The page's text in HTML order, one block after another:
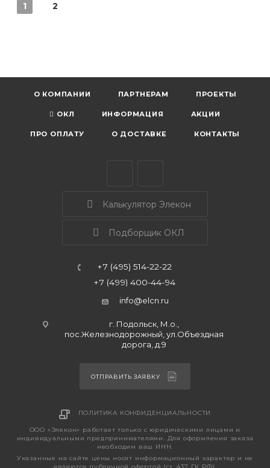
1 2
О КОМПАНИИ ПАРТНЕРАМ ПРОЕКТЫ
ОКЛ ИНФОРМАЦИЯ АКЦИИ
ПРО ОПЛАТУ О ДОСТАВКЕ КОНТАКТЫ
Калькулятор Элекон
Подборщик ОКЛ
+7 (495) 514-22-22
+7 (499) 400-44-94
info@elcn.ru
г. Подольск, М.о.,
пос.Железнодорожный, ул.Объездная
дорога, д.9
ОТПРАВИТЬ ЗАЯВКУ
ПОЛИТИКА КОНФИДЕНЦИАЛЬНОСТИ
ООО «Элекон» работает только с юридическими лицами и
индивидуальными предпринимателями. Для оформления заказа
необходим ваш ИНН.
Указанные на сайте цены носят информационный характер и не